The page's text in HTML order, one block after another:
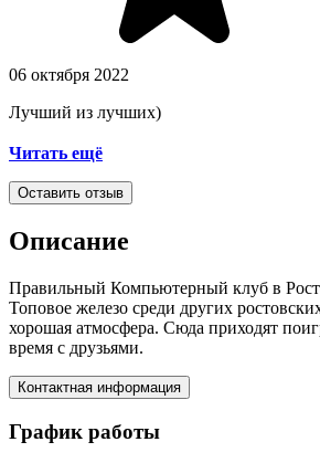
06 октября 2022
Лучший из лучших)
Читать ещё
Оставить отзыв
Описание
Правильный Компьютерный клуб в
Топовое железо среди других
хорошая атмосфера. Сюда приходят
время с друзьями.
Контактная информация
График работы